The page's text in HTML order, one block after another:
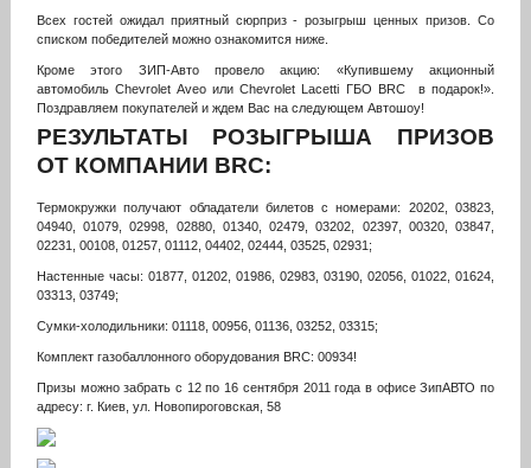
Всех гостей ожидал приятный сюрприз - розыгрыш ценных призов. Со
списком победителей можно ознакомится ниже.
Кроме этого ЗИП-Авто провело акцию: «Купившему акционный
автомобиль Chevrolet Aveo или Chevrolet Lacetti ГБО BRC в подарок!».
Поздравляем покупателей и ждем Вас на следующем Автошоу!
РЕЗУЛЬТАТЫ РОЗЫГРЫША ПРИЗОВ
ОТ КОМПАНИИ BRC:
Термокружки получают обладатели билетов с номерами: 20202, 03823,
04940, 01079, 02998, 02880, 01340, 02479, 03202, 02397, 00320, 03847,
02231, 00108, 01257, 01112, 04402, 02444, 03525, 02931;
Настенные часы: 01877, 01202, 01986, 02983, 03190, 02056, 01022, 01624,
03313, 03749;
Сумки-холодильники: 01118, 00956, 01136, 03252, 03315;
Комплект газобаллонного оборудования BRС: 00934!
Призы можно забрать с 12 по 16 сентября 2011 года в офисе ЗипАВТО по
адресу: г. Киев, ул. Новопироговская, 58